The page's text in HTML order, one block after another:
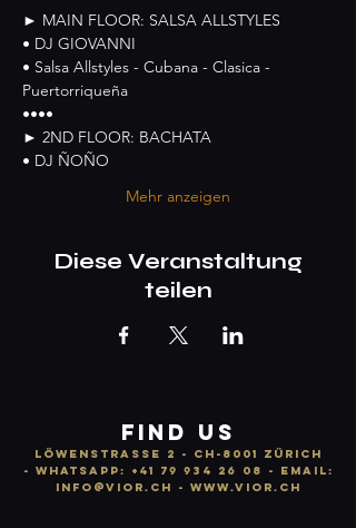
► MAIN FLOOR: SALSA ALLSTYLES
• DJ GIOVANNI
• Salsa Allstyles - Cubana - Clasica -
Puertorriqueña
••••
► 2ND FLOOR: BACHATA
• DJ ÑOÑO
Mehr anzeigen
Diese Veranstaltung
teilen
FIND US
LÖWENSTRASSE 2 - CH-8001 ZÜRICH
- WhatsApp: +41 79 934 26 08
- email:
info @vior.ch - www.vior.ch